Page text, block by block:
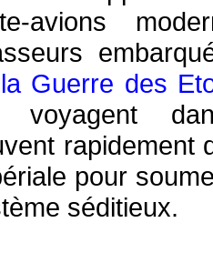
avions
la Guerre des
voyagent
rapidement
pour
séditieux.